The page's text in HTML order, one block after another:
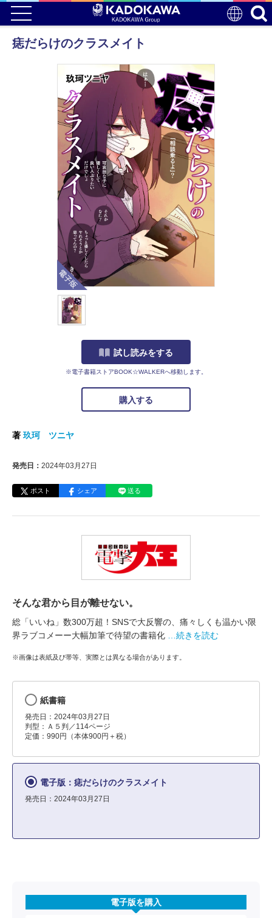
痣だらけのクラスメイト
電子版
試し読みをする
※電子書籍ストアBOOK☆WALKERへ移動します。
購入する
著 玖珂 ツニヤ
発売日： 2024年03月27日
ポスト シェア 送る
そんな君から目が離せない。
総「いいね」数300万超！SNSで大反響の、痛々しくも温かい限
界ラブコメーー大幅加筆で待望の書籍化
…続きを読む
※画像は表紙及び帯等、実際とは異なる場合があります。
紙書籍
発売日：2024年03月27日
判型：Ａ５判／114ページ
定価：990円（本体900円＋税）
電子版：痣だらけのクラスメイト
発売日：2024年03月27日
電子版を購入